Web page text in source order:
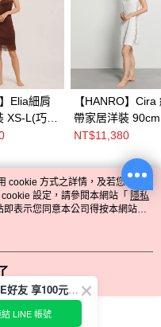
Elia細肩
XS-L(巧克
【HANRO】Cira
帶家居洋裝 90cm
L(珍珠白)
NT$11,380
cookie 方式之詳情，及若您不希
設定，請參閱本網站「 隱私
表示您同意本公司得按本網站使
綁定LINE好友 享100元折價券
LINE 帳號